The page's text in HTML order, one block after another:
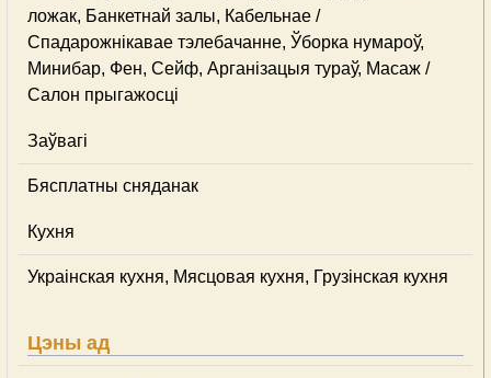
ложак, Банкетнай залы, Кабельнае /
Спадарожнiкавае тэлебачанне, Ўборка нумароў,
Минибар, Фен, Сейф, Арганізацыя тураў, Масаж /
Салон прыгажосці
Заўвагі
Бясплатны сняданак
Кухня
Украінская кухня, Мясцовая кухня, Грузінская кухня
Цэны ад